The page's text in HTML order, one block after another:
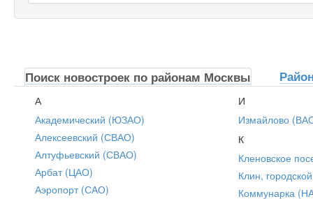
Поиск новостроек по районам Москвы
А
Академический (ЮЗАО)
Алексеевский (СВАО)
Алтуфьевский (СВАО)
Арбат (ЦАО)
Аэропорт (САО)
И
Измайлово
К
Кленовское
Клин,
Коммунарка